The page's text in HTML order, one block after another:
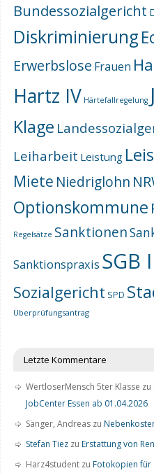
Bundessozialgericht
Diskriminierung
Erwerbslose Frauen
Hartz IV Härtefallregelung
Klage
Leiharbeit Leistung
Miete Niedriglohn
Optionskommune
Regelsätze Sanktionen
Sanktionspraxis SGB
Sozialgericht SPD
Überprüfungsantrag
Letzte Kommentare
WertloserMensch 5ter Klasse zu
JobCenter Essen ab 01.04.2026
Sänger, Andreas zu
Stefan Tiez zu Erstattung von
Harz4student zu Fotokopien für